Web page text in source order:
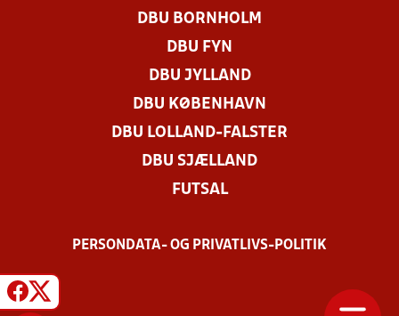
DBU BORNHOLM
DBU FYN
DBU JYLLAND
DBU KØBENHAVN
DBU LOLLAND-FALSTER
DBU SJÆLLAND
FUTSAL
PERSONDATA- OG PRIVATLIVS-POLITIK